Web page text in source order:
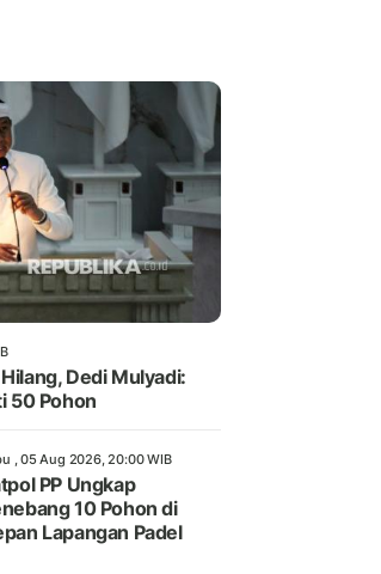
Dedi Mulyadi:
50 Pohon
, 05 Aug 2026, 20:00 WIB
PP Ungkap
10 Pohon di
Lapangan Padel